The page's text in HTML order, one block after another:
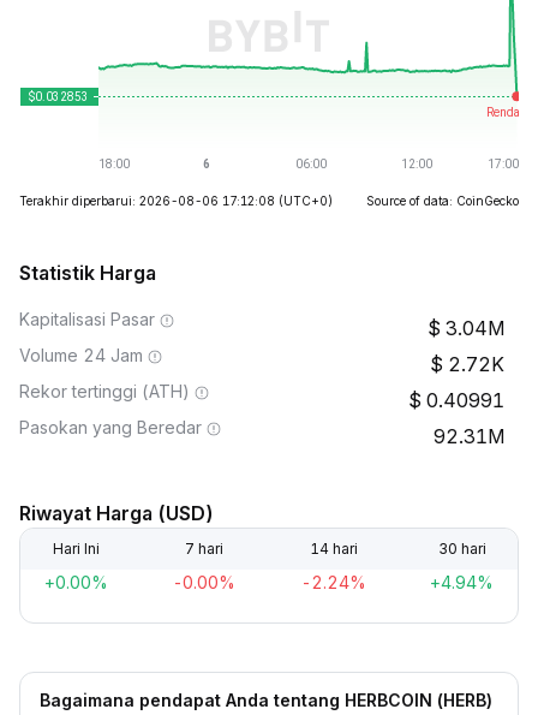
Terakhir diperbarui: 2026-08-06 17:12:08 (UTC+0) Source of data: CoinGecko
Statistik Harga
Kapitalisasi Pasar 3.04M
Volume 24 Jam 2.72K
Rekor tertinggi (ATH) 0.40991
Pasokan yang Beredar 92.31M
Riwayat Harga (USD)
Hari Ini 7 hari 14 hari 30 hari
+0.00% -0.00% -2.24% +4.94%
Bagaimana pendapat Anda tentang HERBCOIN (HERB)